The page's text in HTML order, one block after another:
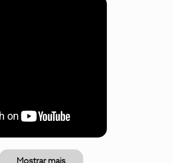
Mostrar mais